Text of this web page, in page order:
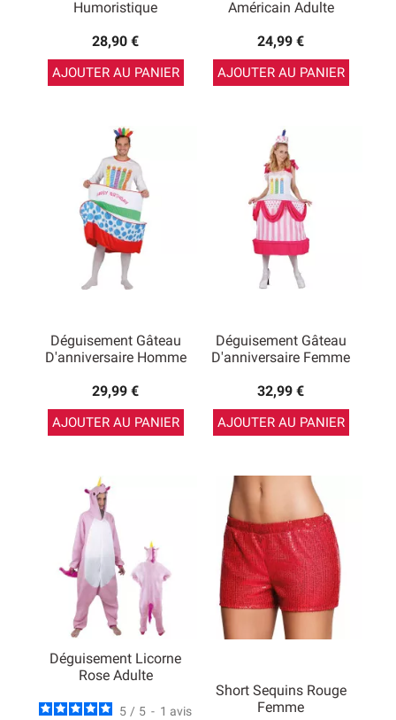
Humoristique
28,90 €
AJOUTER AU PANIER
Américain Adulte
24,99 €
AJOUTER AU PANIER
Déguisement Gâteau
D'anniversaire Homme
29,99 €
AJOUTER AU PANIER
Déguisement Gâteau
D'anniversaire Femme
32,99 €
AJOUTER AU PANIER
Déguisement Licorne
Rose Adulte
5 / 5 - 1 avis
Short Sequins Rouge
Femme